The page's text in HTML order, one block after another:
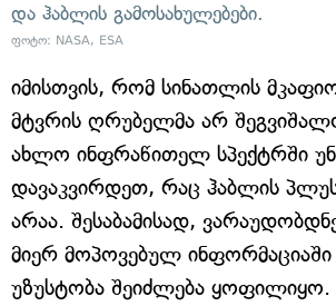
და ჰაბლის გამოსახულებები.
ფოტო: NASA, ESA
იმისთვის, რომ სინათლის
მტვრის ღრუბელმა არ
ახლო ინფრაწითელ სპექტრში
დავაკვირდეთ, რაც ჰაბლის
არაა. შესაბამისად,
მიერ მოპოვებულ
უზუსტობა შეიძლება ყოფილიყო.